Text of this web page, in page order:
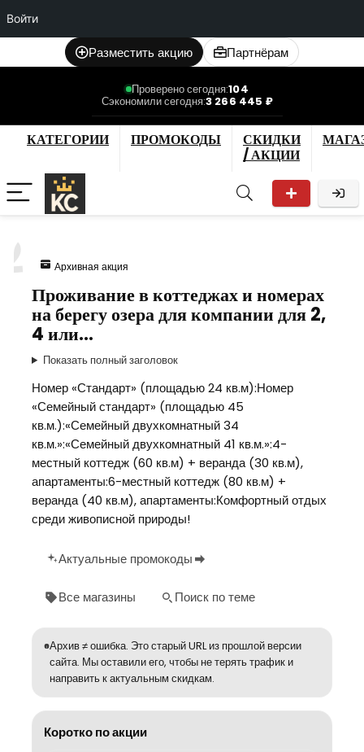
Войти
Разместить акцию Партнёрам
Проверено сегодня:104
Сэкономили сегодня:3 266 445 ₽
КАТЕГОРИИ ПРОМОКОДЫ
СКИДКИ
/ АКЦИИ
Архивная акция
Проживание в коттеджах и номерах
на берегу озера для компании для 2,
4 или…
Показать полный заголовок
Номер «Стандарт» (площадью 24 кв.м):Номер
«Семейный стандарт» (площадью 45
кв.м.):«Семейный двухкомнатный 34
кв.м.»:«Семейный двухкомнатный 41 кв.м.»:4-
местный коттедж (60 кв.м) + веранда (30 кв.м),
апартаменты:6-местный коттедж (80 кв.м) +
веранда (40 кв.м), апартаменты:Комфортный отдых
среди живописной природы!
Актуальные промокоды
Все магазины Поиск по теме
Архив ≠ ошибка. Это старый URL из прошлой версии
сайта. Мы оставили его, чтобы не терять трафик и
направить к актуальным скидкам.
Коротко по акции